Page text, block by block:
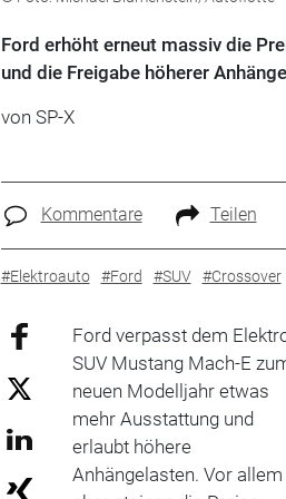
Ford erhöht erneut massiv die
und die Freigabe höherer
von SP-X
Kommentare Teilen
#Elektroauto #Ford #SUV #Crossover
Ford verpasst dem
SUV Mustang Mach-E
neuen Modelljahr etwas
mehr Ausstattung und
erlaubt höhere
Anhängelasten. Vor allem